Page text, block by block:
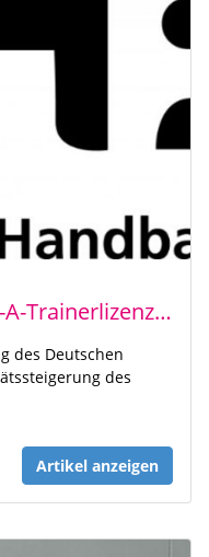
Lehrgangsleiter für DHB-A-Trainerlizenz-Ausbildung gesucht
des Deutschen
des
Artikel anzeigen